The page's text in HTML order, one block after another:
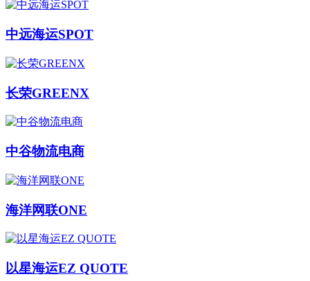
中远海运SPOT
长荣GREENX
中谷物流电商
海洋网联ONE
以星海运EZ QUOTE